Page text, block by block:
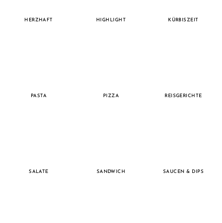
HERZHAFT HIGHLIGHT KÜRBISZEIT
PASTA PIZZA REISGERICHTE
SALATE SANDWICH SAUCEN & DIPS